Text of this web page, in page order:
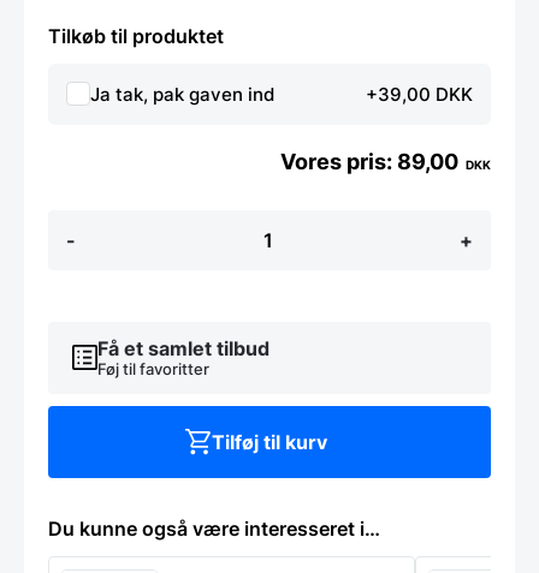
Tilkøb til produktet
Ja tak, pak gaven ind +39,00 DKK
-
størrelser
antal
+
89,00 DKK
Få et samlet tilbud
Føj til favoritter
Tilføj til kurv
Du kunne også være interesseret i…